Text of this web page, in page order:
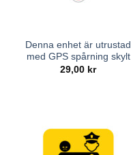
Denna enhet är utrustad
med GPS spårning skylt
29,00 kr